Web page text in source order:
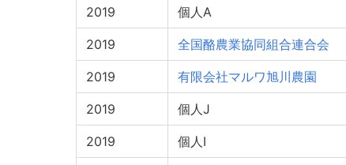
2019 個人A
2019 全国酪農業協同組合連合会
2019 有限会社マルワ旭川農園
2019 個人J
2019 個人I